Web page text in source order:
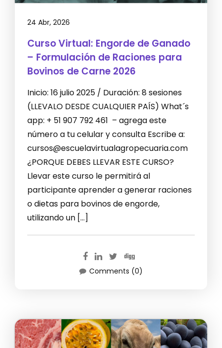
24 Abr, 2026
Curso Virtual: Engorde de Ganado
– Formulación de Raciones para
Bovinos de Carne 2026
Inicio: 16 julio 2025 / Duración: 8 sesiones
(LLEVALO DESDE CUALQUIER PAÍS) What´s
app: + 51 907 792 461 – agrega este
número a tu celular y consulta Escribe a:
cursos@escuelavirtualagropecuaria.com
¿PORQUE DEBES LLEVAR ESTE CURSO?
Llevar este curso le permitirá al
participante aprender a generar raciones
o dietas para bovinos de engorde,
utilizando un […]
Comments (0)